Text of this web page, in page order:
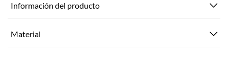
Información del producto
Material